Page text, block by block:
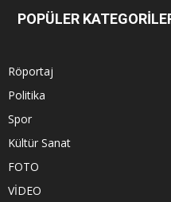
POPÜLER
Röportaj
Politika
Spor
Kültür Sanat
FOTO
VİDEO